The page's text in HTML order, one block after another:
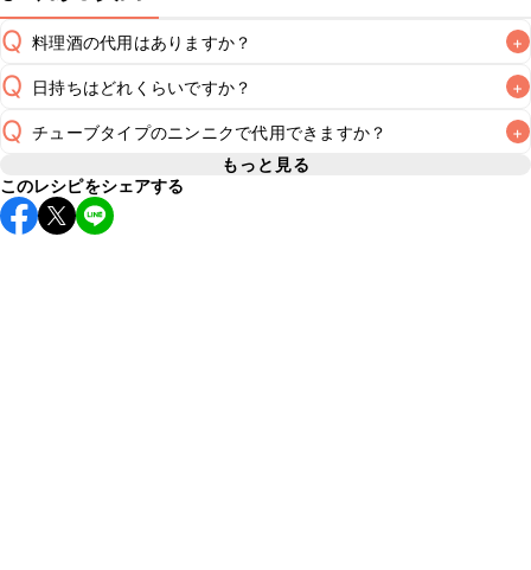
Q 料理酒の代用はありますか？ +
A
Q 日持ちはどれくらいですか？ +
A
保存期間は冷蔵で翌日中が目安です。なるべくお早めにお召
※日持ちは目安です。
Q チューブタイプのニンニクで代用できますか？ +
A
チューブタイプのニンニクを使用してもお作りいただけま
す。小さじ1を目安に加え、お好みの風味になるようご調節く
もっと見る
このレシピをシェアする